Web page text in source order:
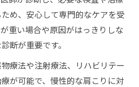
め、安心して専門的なケアを受
重い場合や原因がはっきりしな
断が重要です。
療法や注射療法、リハビリテー
が可能で、慢性的な肩こりに対